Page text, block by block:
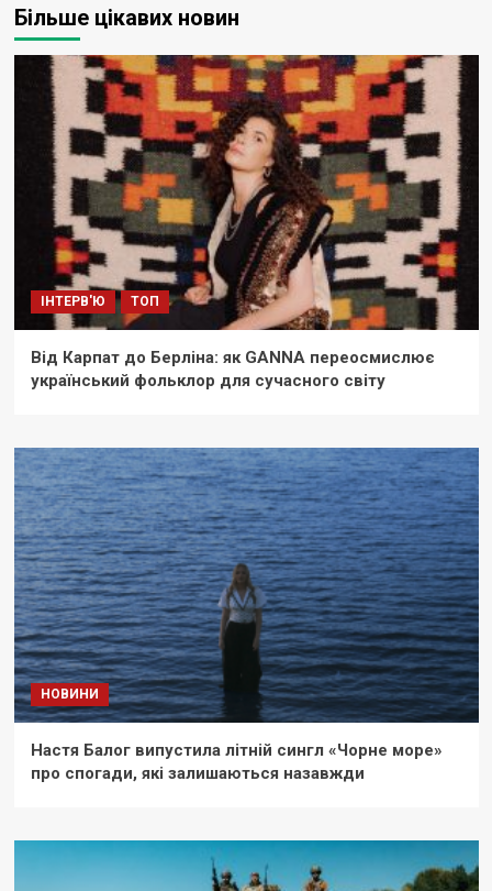
Більше цікавих новин
ІНТЕРВ'Ю ТОП
Від Карпат до Берліна: як GANNA переосмислює
український фольклор для сучасного світу
НОВИНИ
Настя Балог випустила літній сингл «Чорне море»
про спогади, які залишаються назавжди